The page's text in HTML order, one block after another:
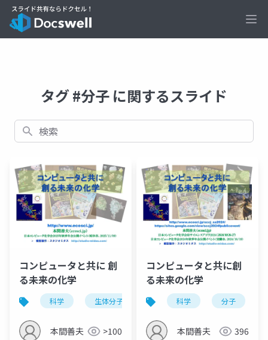
タグ #分子 に関するスライド
検索
コンピュータと共に 創
る未来の化学
科学 生体分子 分子 3d1プリンタ模型
本間善夫 >100
コンピュータと共に創
る未来の化学
科学 分子
本間善夫 396